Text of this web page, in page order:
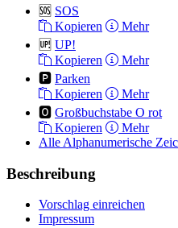
🆘 SOS
Kopieren
Mehr
🆙 UP!
Kopieren
Mehr
🅿️ Parken
Kopieren
Mehr
🅾️ Großbuchstabe O rot
Kopieren
Mehr
Alle Alphanumerische
Beschreibung
Vorschlag einreichen
Impressum